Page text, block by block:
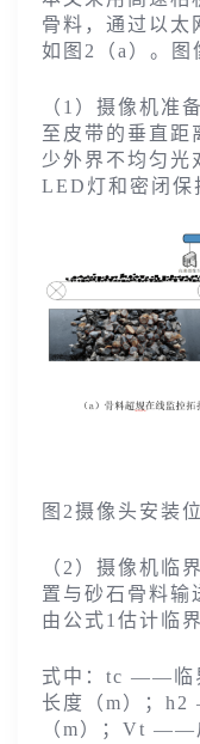
骨料，通过以太
如图2（a）。图
（1）摄像机准
至皮带的垂直距
少外界不均匀光
LED灯和密闭保
图2摄像头安装
（2）摄像机临
置与砂石骨料输
由公式1估计临
式中：tc ——临
长度（m）；
（m）；Vt ——